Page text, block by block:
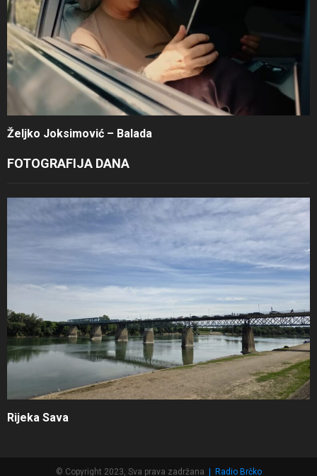
Željko Joksimović – Balada
FOTOGRAFIJA DANA
Rijeka Sava
© Copyright 2023, Sva prava zadržana Radio Brčko